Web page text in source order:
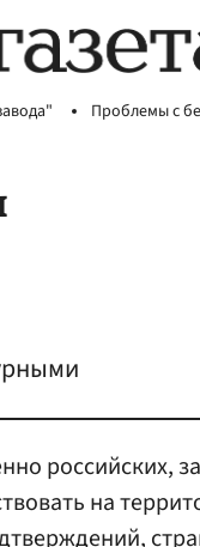
Проблемы с
российских,
на